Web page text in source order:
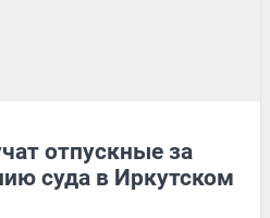
отпускные за
суда в Иркутском